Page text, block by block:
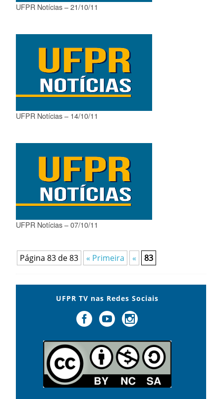
UFPR Notícias – 21/10/11
UFPR Notícias – 14/10/11
UFPR Notícias – 07/10/11
Página 83 de 83 « Primeira « 83
UFPR TV nas Redes Sociais